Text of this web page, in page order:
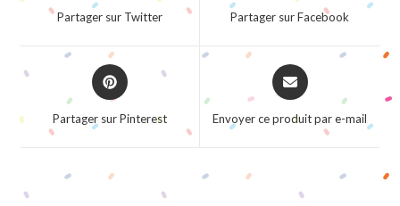
a
new
Partager sur Twitter Partager sur Facebook
Opens
in
new
Partager sur Pinterest
Opens
in
new
Envoyer ce produit par e-mail